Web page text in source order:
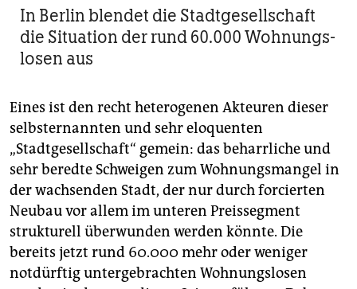
In Berlin blendet die Stadtgesellschaft
die Situation der rund 60.000 Wohnungs­
losen aus
Eines ist den recht heterogenen Akteuren dieser
selbsternannten und sehr eloquenten
„Stadtgesellschaft“ gemein: das beharrliche und
sehr beredte Schweigen zum Wohnungsmangel in
der wachsenden Stadt, der nur durch forcierten
Neubau vor allem im unteren Preissegment
strukturell überwunden werden könnte. Die
bereits jetzt rund 60.000 mehr oder weniger
notdürftig untergebrachten Wohnungslosen